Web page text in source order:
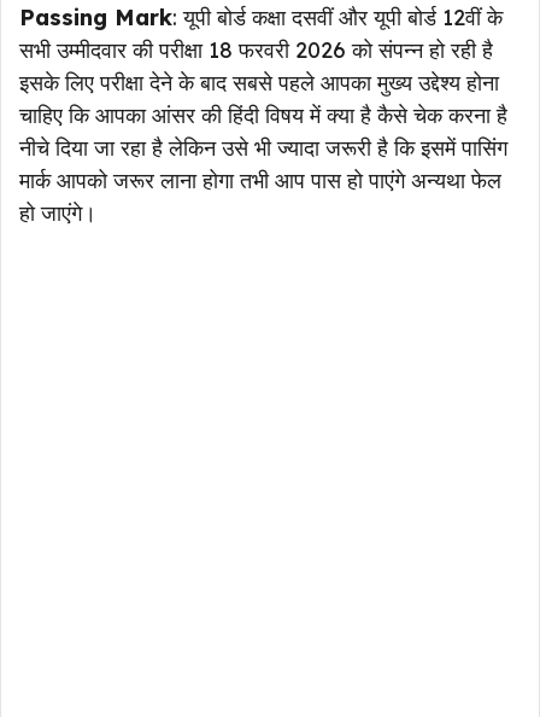
Passing Mark: यूपी बोर्ड कक्षा दसवीं और यूपी बोर्ड 12वीं के
सभी उम्मीदवार की परीक्षा 18 फरवरी 2026 को संपन्न हो रही है
इसके लिए परीक्षा देने के बाद सबसे पहले आपका मुख्य उद्देश्य होना
चाहिए कि आपका आंसर की हिंदी विषय में क्या है कैसे चेक करना है
नीचे दिया जा रहा है लेकिन उसे भी ज्यादा जरूरी है कि इसमें पासिंग
मार्क आपको जरूर लाना होगा तभी आप पास हो पाएंगे अन्यथा फेल
हो जाएंगे।